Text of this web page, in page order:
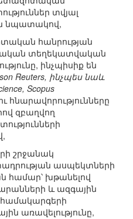
տվյալ
նպատակով,
հանրության
տեղեկատվական
ինչպիսիք են
Reuters, ինչպես նաև
Scopus
հնարավորությունները
զբաղվող
շրջանակ
ասպեկտների
համար՝ խթանելով
և ազգային
համակարգերի
առավելությունը,